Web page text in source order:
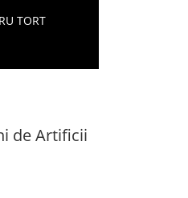
TORT
de Artificii